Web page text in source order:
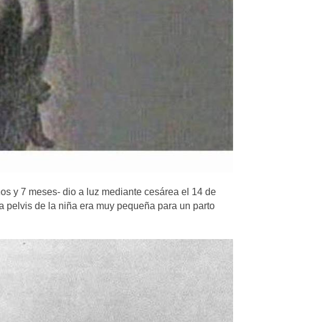
y 7 meses- dio a luz mediante cesárea el 14 de
pelvis de la niña era muy pequeña para un parto